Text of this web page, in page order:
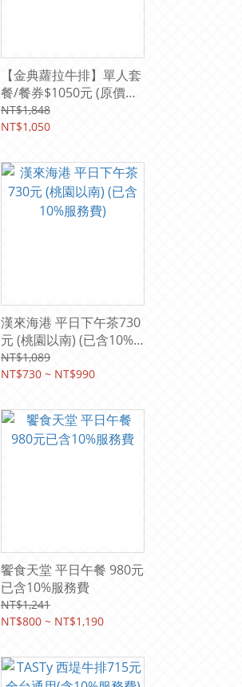
【金典蘿拉牛排】單人套
餐/餐券$1050元 (原價
$1848)(現場使用加200
元)
NT$1,848
NT$1,050
漢來海港 平日下午茶730
元 (桃園以南) (已含10%
服務費)
NT$1,089
NT$730 ~ NT$990
饗食天堂 平日午餐 980元
已含10%服務費
NT$1,241
NT$800 ~ NT$1,190